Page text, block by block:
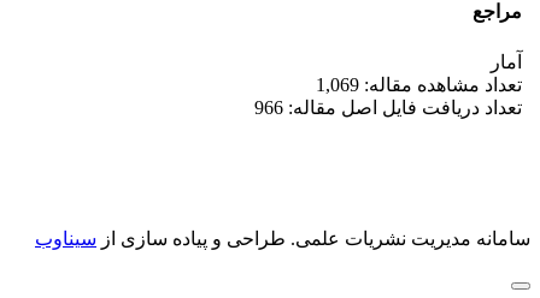
مراجع
آمار
تعداد مشاهده مقاله: 1,069
تعداد دریافت فایل اصل مقاله: 966
سامانه مدیریت نشریات علمی. طراحی و پیاده سازی از سیناوب